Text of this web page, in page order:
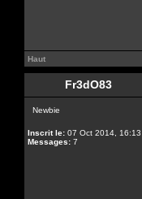
Haut
Fr3dO83
Newbie
Inscrit le: 07 Oct 2014, 16:13
Messages: 7